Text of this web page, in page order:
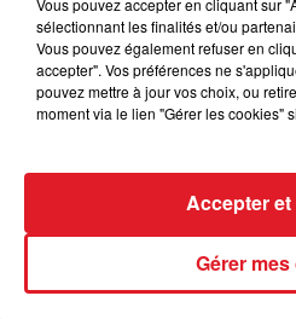
15 juillet 2026
BÉTHUNE: ENQUÊTE
VOLONTAIRE EN
Selon les premiers
Vous pouvez accepter en cliquant sur
sélectionnant les finalités et/ou
Vous pouvez également refuser en
accepter". Vos préférences ne
pouvez mettre à jour vos choix, ou
moment via le lien "Gérer les cookies"
Gérer
Accepter